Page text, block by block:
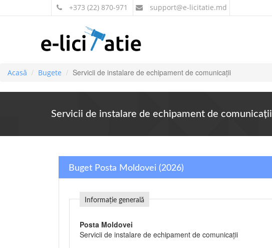
+373 (22) 870-971 support@e-licitatie.md
Acasă Bugete Servicii de instalare de echipament de comunicaţii
Servicii de instalare de echipament de comunicaţii
Buget Posta Moldovei (2026)
Informație generală
Posta Moldovei
Servicii de instalare de echipament de comunicaţii